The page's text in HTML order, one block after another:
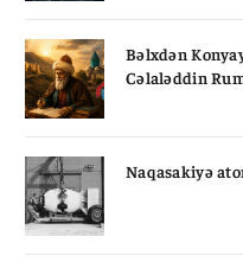
Bəlxdən
Cəlaləddin
Naqasakiyə